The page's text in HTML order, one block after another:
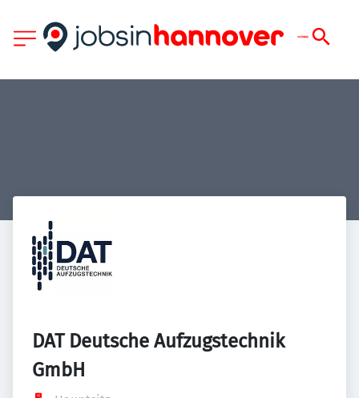
DAT Deutsche Aufzugstechnik
GmbH